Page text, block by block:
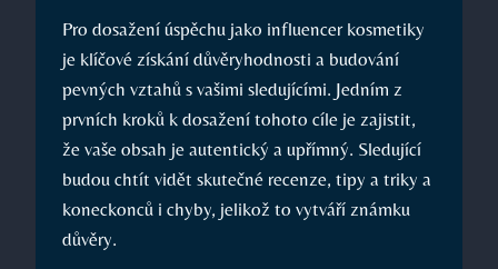
Pro dosažení úspěchu jako influencer kosmetiky
je klíčové získání důvěryhodnosti a budování
pevných vztahů s vašimi sledujícími. Jedním z
prvních kroků k dosažení tohoto cíle je zajistit,
že vaše obsah je autentický a upřímný. Sledující
budou chtít vidět skutečné recenze, tipy a triky a
koneckonců i chyby, jelikož to vytváří známku
důvěry.